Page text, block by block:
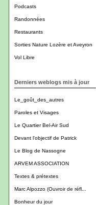
Podcasts
Randonnées
Restaurants
Sorties Nature Lozère et Aveyron
Vol Libre
Derniers weblogs mis à jour
Le_goût_des_autres
Paroles et Visages
Le Quartier Bel-Air Sud
Devant l'objectif de Patrick
Le Blog de Nassogne
ARVEM ASSOCIATION
Textes & prétextes
Marc Alpozzo (Ouvroir de réfl...
Bonheur du jour